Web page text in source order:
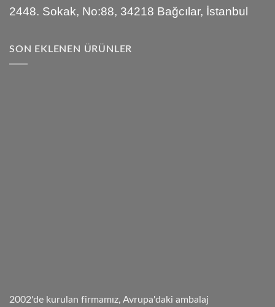
2448. Sokak, No:88, 34218 Bağcılar, İstanbul
SON EKLENEN ÜRÜNLER
2002'de kurulan firmamız, Avrupa'daki ambalaj